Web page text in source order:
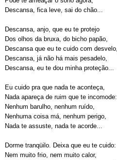
Descansa, fica leve, sai do chão...
Descansa, anjo, que eu te protejo
Dos olhos da bruxa, do bicho papão,
Descansa que eu te cuido com desvelo,
Descansa, já não há mais pesadelo,
Descansa, eu te dou minha proteção...
Eu cuido pra que nada te aconteça,
Nada apareça de ruim que te incomode:
Nenhum barulho, nenhum ruído,
Nenhuma coisa má, nenhum perigo,
Nada te assuste, nada te acorde...
Dorme tranqüilo. Deixa que eu te cuido:
Nem muito frio, nem muito calor,